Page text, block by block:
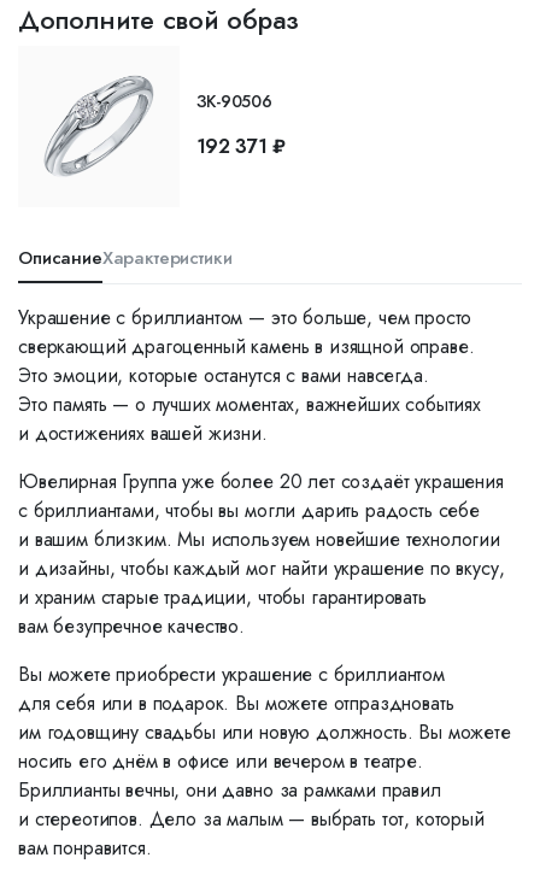
Дополните свой образ
ЗК-90506
192 371 ₽
ОписаниеХарактеристики
Украшение с бриллиантом — это больше, чем просто
сверкающий драгоценный камень в изящной оправе.
Это эмоции, которые останутся с вами навсегда.
Это память — о лучших моментах, важнейших событиях
и достижениях вашей жизни.
Ювелирная Группа уже более 20 лет создаёт украшения
с бриллиантами, чтобы вы могли дарить радость себе
и вашим близким. Мы используем новейшие технологии
и дизайны, чтобы каждый мог найти украшение по вкусу,
и храним старые традиции, чтобы гарантировать
вам безупречное качество.
Вы можете приобрести украшение с бриллиантом
для себя или в подарок. Вы можете отпраздновать
им годовщину свадьбы или новую должность. Вы можете
носить его днём в офисе или вечером в театре.
Бриллианты вечны, они давно за рамками правил
и стереотипов. Дело за малым — выбрать тот, который
вам понравится.